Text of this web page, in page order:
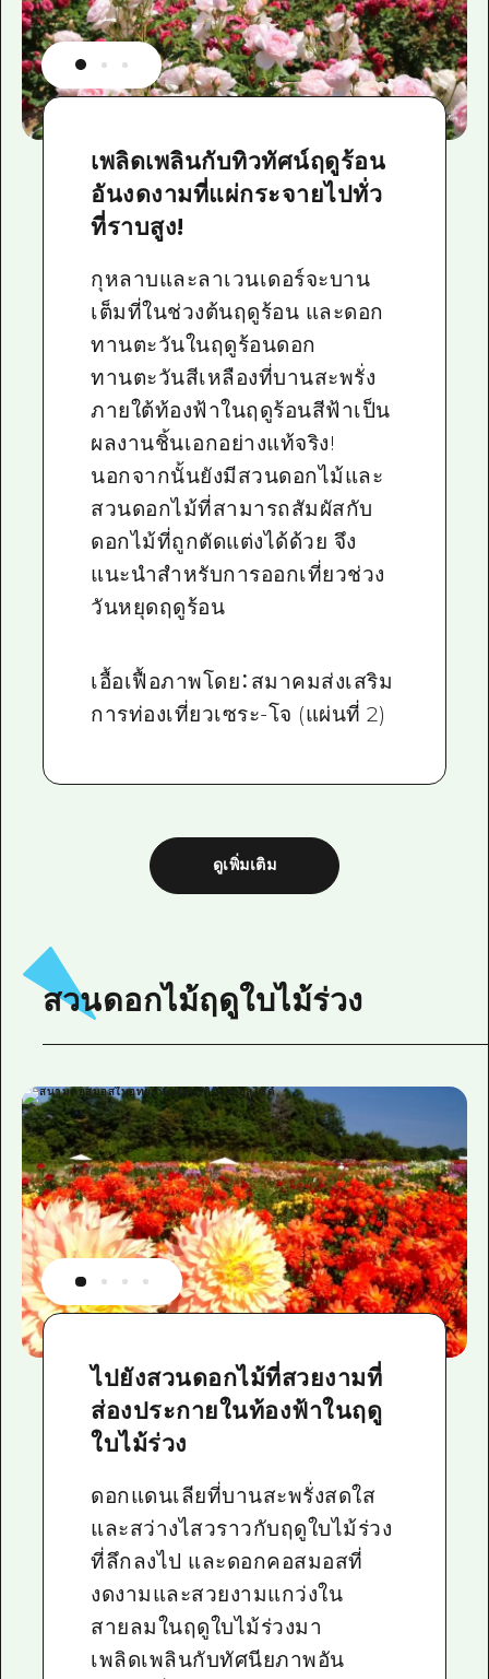
เพลิดเพลินกับทิวทัศน์ฤดูร้อน
อันงดงามที่แผ่กระจายไปทั่ว
ที่ราบสูง!
กุหลาบและลาเวนเดอร์จะบาน
เต็มที่ในช่วงต้นฤดูร้อน และดอก
ทานตะวันในฤดูร้อนดอก
ทานตะวันสีเหลืองที่บานสะพรั่ง
ภายใต้ท้องฟ้าในฤดูร้อนสีฟ้าเป็น
ผลงานชิ้นเอกอย่างแท้จริง!
นอกจากนั้นยังมีสวนดอกไม้และ
สวนดอกไม้ที่สามารถสัมผัสกับ
ดอกไม้ที่ถูกตัดแต่งได้ด้วย จึง
แนะนำสำหรับการออกเที่ยวช่วง
วันหยุดฤดูร้อน
เอื้อเฟื้อภาพโดย：สมาคมส่งเสริม
การท่องเที่ยวเซระ-โจ (แผ่นที่ 2)
ดูเพิ่มเติม
สวนดอกไม้ฤดูใบไม้ร่วง
ไปยังสวนดอกไม้ที่สวยงามที่
ส่องประกายในท้องฟ้าในฤดู
ใบไม้ร่วง
ดอกแดนเลียที่บานสะพรั่งสดใส
และสว่างไสวราวกับฤดูใบไม้ร่วง
ที่ลึกลงไป และดอกคอสมอสที่
งดงามและสวยงามแกว่งใน
สายลมในฤดูใบไม้ร่วงมา
เพลิดเพลินกับทัศนียภาพอัน